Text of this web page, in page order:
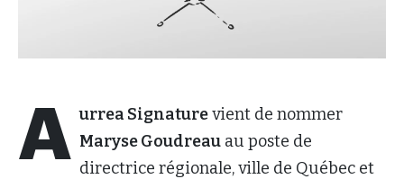
A urrea Signaturevient de nommer
Maryse Goudreau au poste de
directrice régionale, ville de Québec et